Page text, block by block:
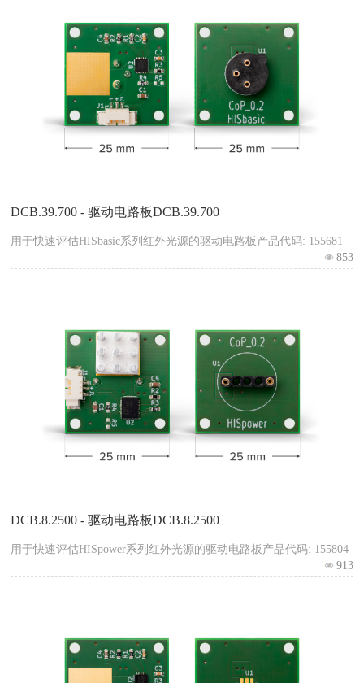
DCB.39.700 - 驱动电路板DCB.39.700
用于快速评估HISbasic系列红外光源的驱动电路板产品代码: 155681
853
DCB.8.2500 - 驱动电路板DCB.8.2500
用于快速评估HISpower系列红外光源的驱动电路板产品代码: 155804
913